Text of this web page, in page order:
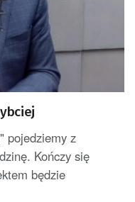
pojedziemy z
Kończy się
będzie